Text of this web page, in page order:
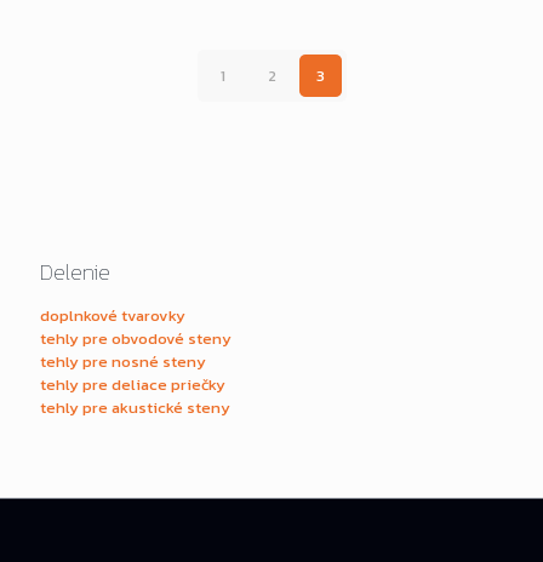
1 2 3
Delenie
doplnkové tvarovky
tehly pre obvodové steny
tehly pre nosné steny
tehly pre deliace priečky
tehly pre akustické steny